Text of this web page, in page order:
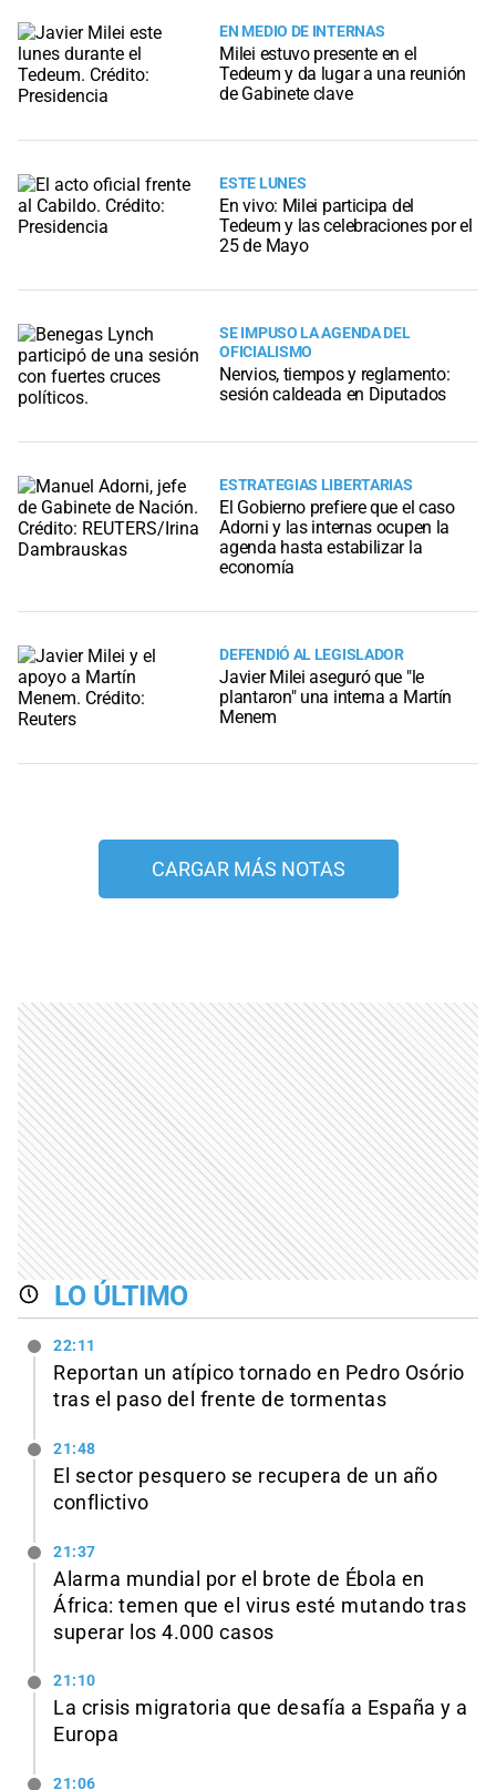
EN MEDIO DE INTERNAS
Milei estuvo presente en el
Tedeum y da lugar a una reunión
de Gabinete clave
ESTE LUNES
En vivo: Milei participa del
Tedeum y las celebraciones por el
25 de Mayo
SE IMPUSO LA AGENDA DEL
OFICIALISMO
Nervios, tiempos y reglamento:
sesión caldeada en Diputados
ESTRATEGIAS LIBERTARIAS
El Gobierno prefiere que el caso
Adorni y las internas ocupen la
agenda hasta estabilizar la
economía
DEFENDIÓ AL LEGISLADOR
Javier Milei aseguró que "le
plantaron" una interna a Martín
Menem
CARGAR MÁS NOTAS
LO ÚLTIMO
22:11
Reportan un atípico tornado en Pedro Osório
tras el paso del frente de tormentas
21:48
El sector pesquero se recupera de un año
conflictivo
21:37
Alarma mundial por el brote de Ébola en
África: temen que el virus esté mutando tras
superar los 4.000 casos
21:10
La crisis migratoria que desafía a España y a
Europa
21:06